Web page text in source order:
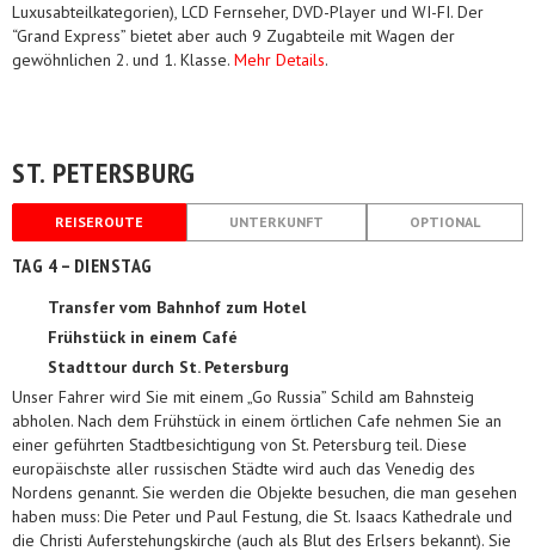
Luxusabteilkategorien), LCD Fernseher, DVD-Player und WI-FI. Der
“Grand Express” bietet aber auch 9 Zugabteile mit Wagen der
gewöhnlichen 2. und 1. Klasse. Mehr Details.
ST. PETERSBURG
REISEROUTE UNTERKUNFT OPTIONAL
TAG 4 – DIENSTAG
Transfer vom Bahnhof zum Hotel
Frühstück in einem Café
Stadttour durch St. Petersburg
Unser Fahrer wird Sie mit einem „Go Russia” Schild am Bahnsteig
abholen. Nach dem Frühstück in einem örtlichen Cafe nehmen Sie an
einer geführten Stadtbesichtigung von St. Petersburg teil. Diese
europäischste aller russischen Städte wird auch das Venedig des
Nordens genannt. Sie werden die Objekte besuchen, die man gesehen
haben muss: Die Peter und Paul Festung, die St. Isaacs Kathedrale und
die Christi Auferstehungskirche (auch als Blut des Erlsers bekannt). Sie